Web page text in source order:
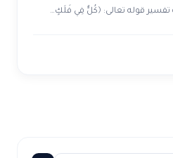
قوله تعالى: ﴿كُلٌّ فِي فَلَكٍ…